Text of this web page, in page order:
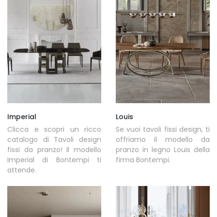
Imperial
Clicca e scopri un ricco
catalogo di Tavoli design
fissi da pranzo! Il modello
Imperial di Bontempi ti
attende.
Louis
Se vuoi tavoli fissi design, ti
offriamo il modello da
pranzo in legno Louis della
firma Bontempi.